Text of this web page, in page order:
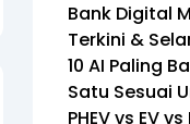
Bank Digital
Terkini &
10 AI Paling
Satu Sesuai
PHEV vs EV